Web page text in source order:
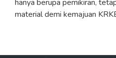
hanya berupa pemikiran,
material demi kemajuan